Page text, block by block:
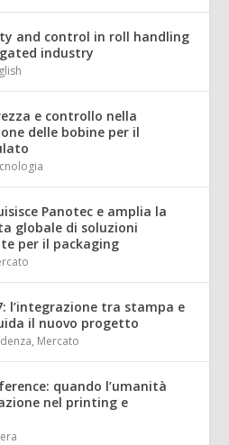
and control in roll handling
industry
e controllo nella
delle bobine per il
Panotec e amplia la
globale di soluzioni
per il packaging
l’integrazione tra stampa e
il nuovo progetto
, Mercato
quando l’umanità
nel printing e